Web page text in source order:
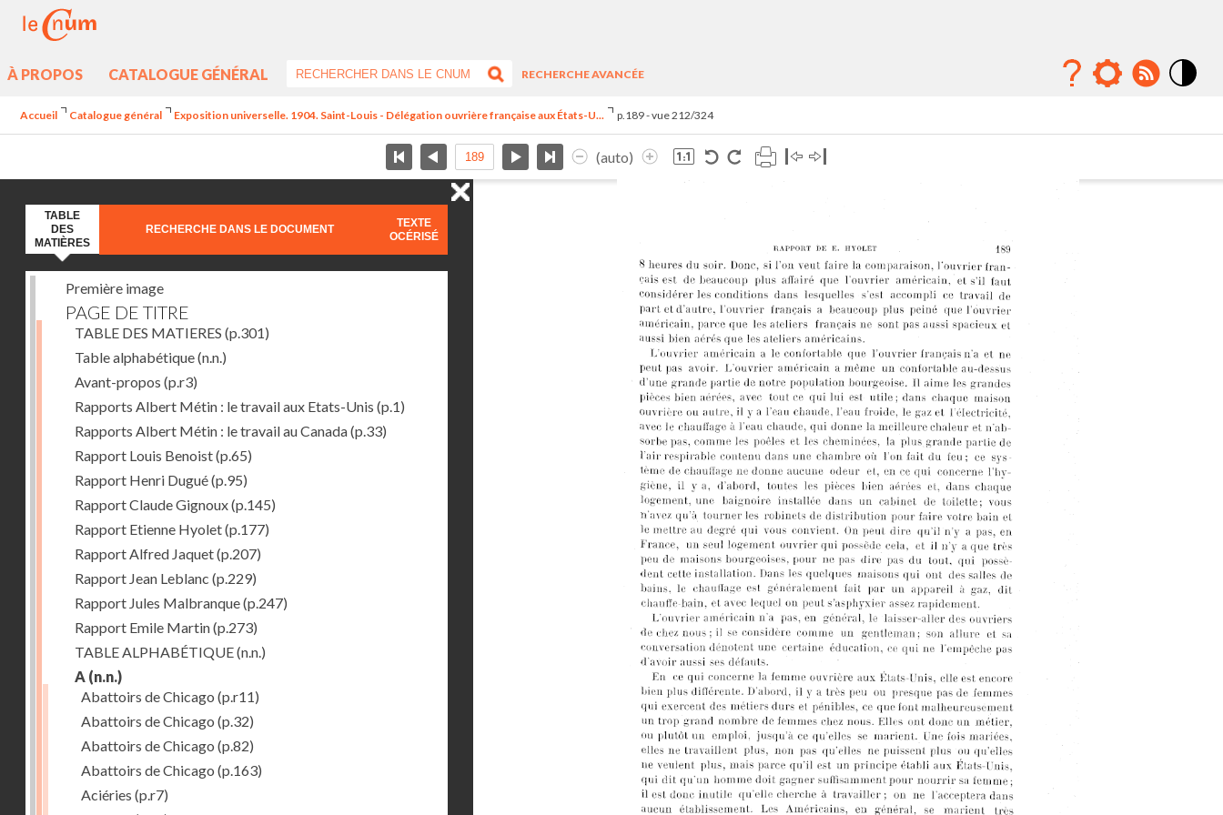
À PROPOS CATALOGUE GÉNÉRAL
RECHERCHE AVANCÉE
Accueil Catalogue général Exposition universelle. 1904. Saint-Louis - Délégation ouvrière française aux États-U... p.189 - vue 212/324
(auto)
TABLE
DES
MATIÈRES
RECHERCHE DANS LE DOCUMENT
TEXTE
OCÉRISÉ
Première image
PAGE DE TITRE
TABLE DES MATIERES (p.301)
Table alphabétique(n.n.)
Avant-propos (p.r3)
Rapports Albert Métin : le travail aux Etats-Unis (p.1)
Rapports Albert Métin : le travail au Canada(p.33)
Rapport Louis Benoist(p.65)
Rapport Henri Dugué(p.95)
Rapport Claude Gignoux(p.145)
Rapport Etienne Hyolet(p.177)
Rapport Alfred Jaquet(p.207)
Rapport Jean Leblanc (p.229)
Rapport Jules Malbranque(p.247)
Rapport Emile Martin(p.273)
TABLE ALPHABÉTIQUE(n.n.)
A (n.n.)
Abattoirs de Chicago (p.r11)
Abattoirs de Chicago (p.32)
Abattoirs de Chicago (p.82)
Abattoirs de Chicago (p.163)
Aciéries (p.r7)